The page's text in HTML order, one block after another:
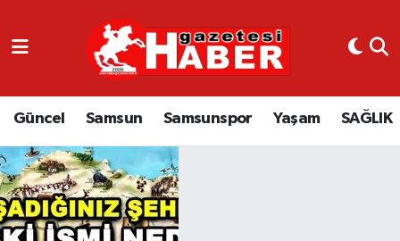
Güncel Samsun Samsunspor Yaşam SAĞLIK
GÜNCEL
SAMSUN
SAMSUNSPOR
EKONOMİ